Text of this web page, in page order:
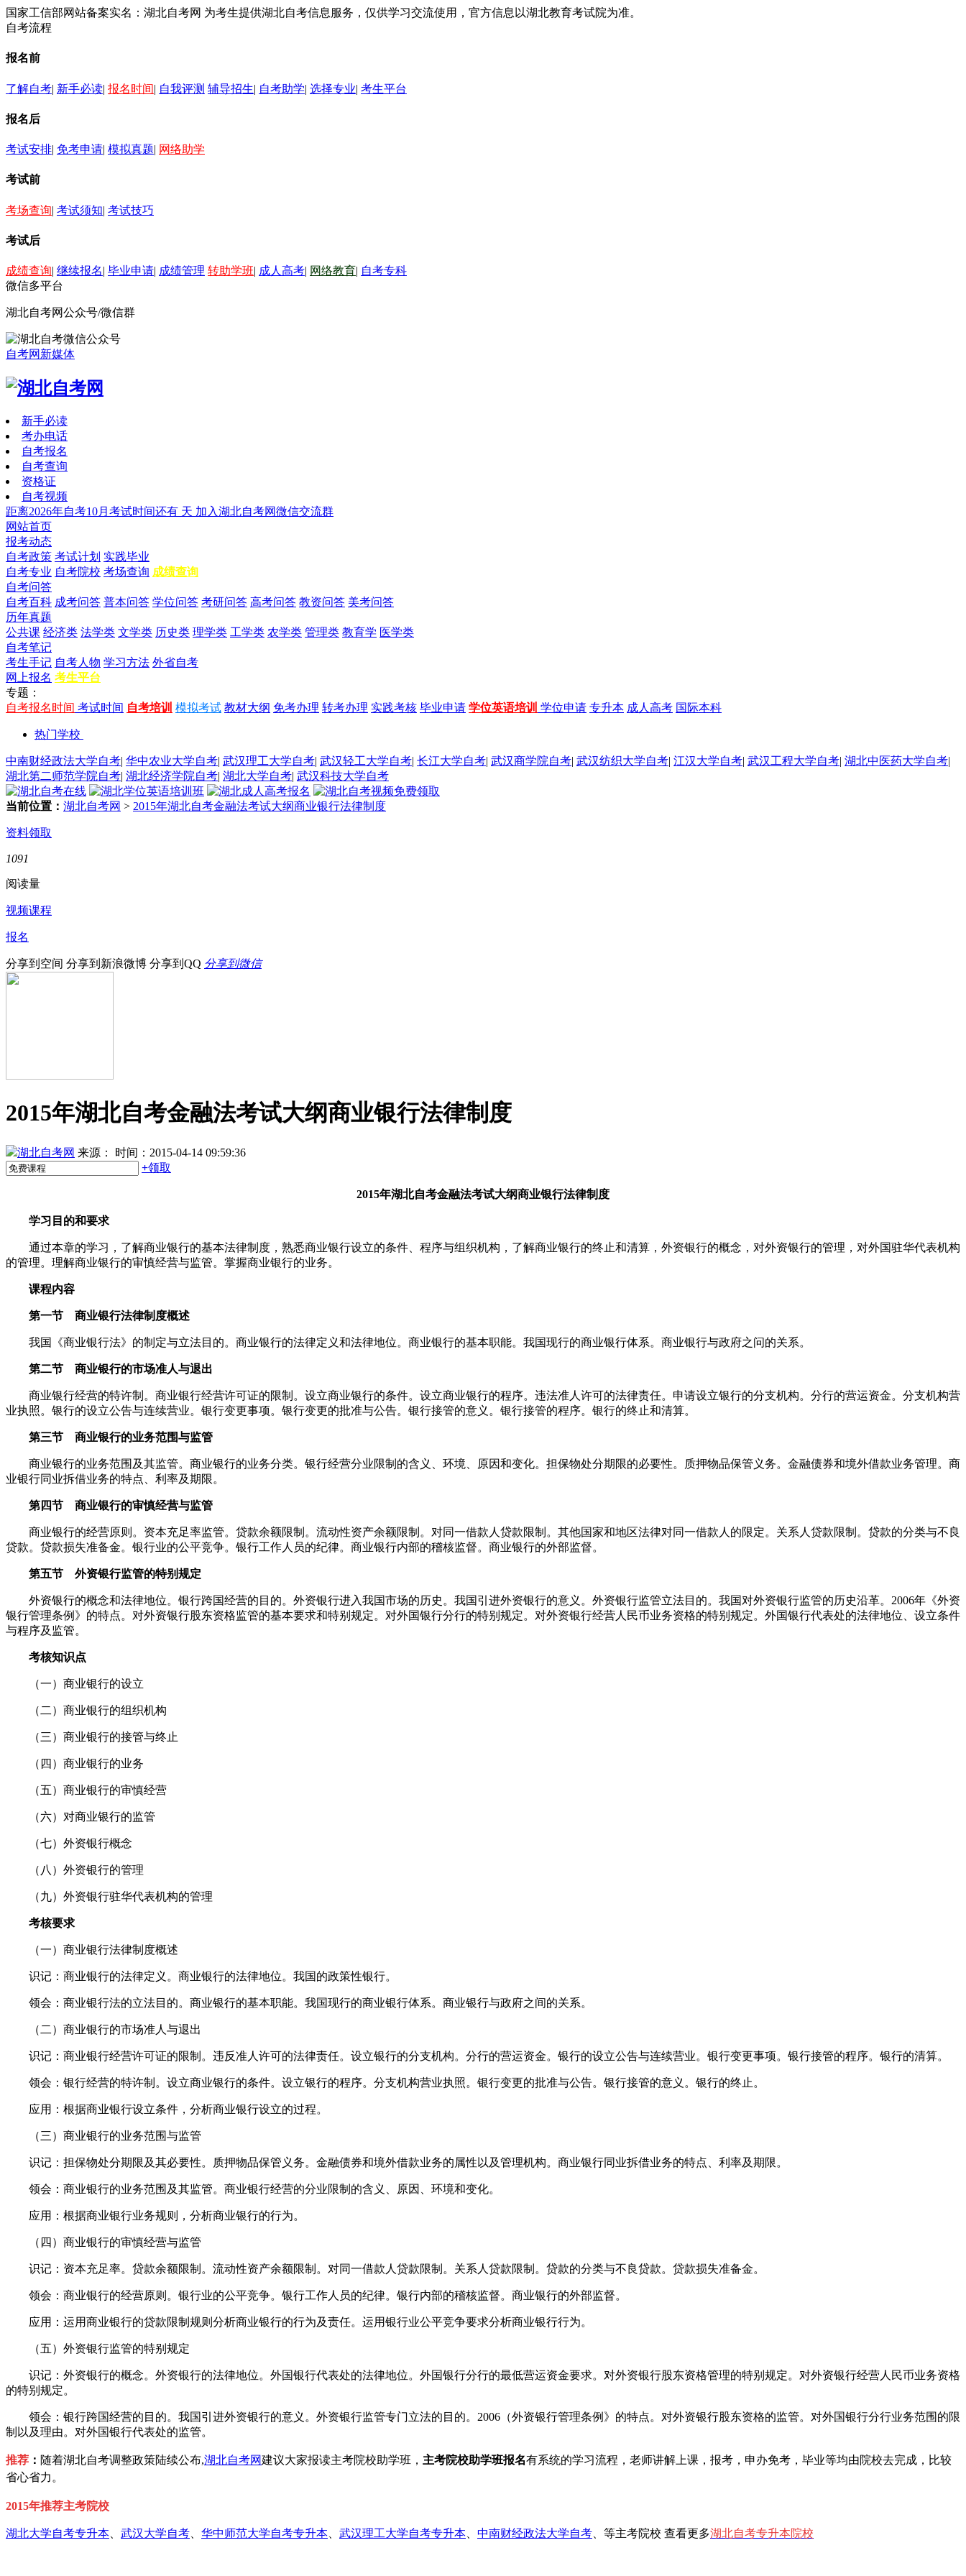
国家工信部网站备案实名：湖北自考网 为考生提供湖北自考信息服务，仅供学习交流使用，官方信息以湖北教育考试院为准。
自考流程
报名前
了解自考| 新手必读| 报名时间| 自我评测 辅导招生| 自考助学| 选择专业| 考生平台
报名后
考试安排| 免考申请| 模拟真题| 网络助学
考试前
考场查询| 考试须知| 考试技巧
考试后
成绩查询| 继续报名| 毕业申请| 成绩管理 转助学班| 成人高考| 网络教育| 自考专科
微信多平台
湖北自考网公众号/微信群
自考网新媒体
新手必读
考办电话
自考报名
自考查询
资格证
自考视频
距离2026年自考10月考试时间还有 天 加入湖北自考网微信交流群
网站首页
报考动态
自考政策 考试计划 实践毕业
自考专业 自考院校 考场查询 成绩查询
自考问答
自考百科 成考问答 普本问答 学位问答 考研问答 高考问答 教资问答 美考问答
历年真题
公共课 经济类 法学类 文学类 历史类 理学类 工学类 农学类 管理类 教育学 医学类
自考笔记
考生手记 自考人物 学习方法 外省自考
网上报名 考生平台
专题：
自考报名时间 考试时间 自考培训 模拟考试 教材大纲 免考办理 转考办理 实践考核 毕业申请 学位英语培训 学位申请 专升本 成人高考 国际本科
热门学校
中南财经政法大学自考| 华中农业大学自考| 武汉理工大学自考| 武汉轻工大学自考| 长江大学自考| 武汉商学院自考| 武汉纺织大学自考| 江汉大学自考| 武汉工程大学自考| 湖北中医药大学自考|
湖北第二师范学院自考| 湖北经济学院自考| 湖北大学自考| 武汉科技大学自考
当前位置： 湖北自考网 > 2015年湖北自考金融法考试大纲商业银行法律制度
资料领取
1091
阅读量
视频课程
报名
分享到空间 分享到新浪微博 分享到QQ 分享到微信
2015年湖北自考金融法考试大纲商业银行法律制度
湖北自考网 来源：
时间：2015-04-14 09:59:36
+领取
2015年湖北自考金融法考试大纲商业银行法律制度
学习目的和要求
通过本章的学习，了解商业银行的基本法律制度，熟悉商业银行设立的条件、程序与组织机构，了解商业银行的终止和清算，外资银行的概念，对外资银行的管理，对外国驻华代表机构
的管理。理解商业银行的审慎经营与监管。掌握商业银行的业务。
课程内容
第一节 商业银行法律制度概述
我国《商业银行法》的制定与立法目的。商业银行的法律定义和法律地位。商业银行的基本职能。我国现行的商业银行体系。商业银行与政府之问的关系。
第二节 商业银行的市场准人与退出
商业银行经营的特许制。商业银行经营许可证的限制。设立商业银行的条件。设立商业银行的程序。违法准人许可的法律责任。申请设立银行的分支机构。分行的营运资金。分支机构营
业执照。银行的设立公告与连续营业。银行变更事项。银行变更的批准与公告。银行接管的意义。银行接管的程序。银行的终止和清算。
第三节 商业银行的业务范围与监管
商业银行的业务范围及其监管。商业银行的业务分类。银行经营分业限制的含义、环境、原因和变化。担保物处分期限的必要性。质押物品保管义务。金融债券和境外借款业务管理。商
业银行同业拆借业务的特点、利率及期限。
第四节 商业银行的审慎经营与监管
商业银行的经营原则。资本充足率监管。贷款余额限制。流动性资产余额限制。对同一借款人贷款限制。其他国家和地区法律对同一借款人的限定。关系人贷款限制。贷款的分类与不良
贷款。贷款损失准备金。银行业的公平竞争。银行工作人员的纪律。商业银行内部的稽核监督。商业银行的外部监督。
第五节 外资银行监管的特别规定
外资银行的概念和法律地位。银行跨国经营的目的。外资银行进入我国市场的历史。我国引进外资银行的意义。外资银行监管立法目的。我国对外资银行监管的历史沿革。2006年《外资
银行管理条例》的特点。对外资银行股东资格监管的基本要求和特别规定。对外国银行分行的特别规定。对外资银行经营人民币业务资格的特别规定。外国银行代表处的法律地位、设立条件
与程序及监管。
考核知识点
（一）商业银行的设立
（二）商业银行的组织机构
（三）商业银行的接管与终止
（四）商业银行的业务
（五）商业银行的审慎经营
（六）对商业银行的监管
（七）外资银行概念
（八）外资银行的管理
（九）外资银行驻华代表机构的管理
考核要求
（一）商业银行法律制度概述
识记：商业银行的法律定义。商业银行的法律地位。我国的政策性银行。
领会：商业银行法的立法目的。商业银行的基本职能。我国现行的商业银行体系。商业银行与政府之间的关系。
（二）商业银行的市场准人与退出
识记：商业银行经营许可证的限制。违反准人许可的法律责任。设立银行的分支机构。分行的营运资金。银行的设立公告与连续营业。银行变更事项。银行接管的程序。银行的清算。
领会：银行经营的特许制。设立商业银行的条件。设立银行的程序。分支机构营业执照。银行变更的批准与公告。银行接管的意义。银行的终止。
应用：根据商业银行设立条件，分析商业银行设立的过程。
（三）商业银行的业务范围与监管
识记：担保物处分期限及其必要性。质押物品保管义务。金融债券和境外借款业务的属性以及管理机构。商业银行同业拆借业务的特点、利率及期限。
领会：商业银行的业务范围及其监管。商业银行经营的分业限制的含义、原因、环境和变化。
应用：根据商业银行业务规则，分析商业银行的行为。
（四）商业银行的审慎经营与监管
识记：资本充足率。贷款余额限制。流动性资产余额限制。对同一借款人贷款限制。关系人贷款限制。贷款的分类与不良贷款。贷款损失准备金。
领会：商业银行的经营原则。银行业的公平竞争。银行工作人员的纪律。银行内部的稽核监督。商业银行的外部监督。
应用：运用商业银行的贷款限制规则分析商业银行的行为及责任。运用银行业公平竞争要求分析商业银行行为。
（五）外资银行监管的特别规定
识记：外资银行的概念。外资银行的法律地位。外国银行代表处的法律地位。外国银行分行的最低营运资金要求。对外资银行股东资格管理的特别规定。对外资银行经营人民币业务资格
的特别规定。
领会：银行跨国经营的目的。我国引进外资银行的意义。外资银行监管专门立法的目的。2006（外资银行管理条例》的特点。对外资银行股东资格的监管。对外国银行分行业务范围的限
制以及理由。对外国银行代表处的监管。
推荐 ： 随着湖北自考调整政策陆续公布,湖北自考网建议大家报读主考院校助学班， 主考院校助学班报名有系统的学习流程，老师讲解上课，报考，申办免考，毕业等均由院校去完成，比较
省心省力。
2015年推荐主考院校
湖北大学自考专升本 武汉大学自考 华中师范大学自考专升本 武汉理工大学自考专升本 中南财经政法大学自考 、等主考院校 查看更多湖北自考专升本院校